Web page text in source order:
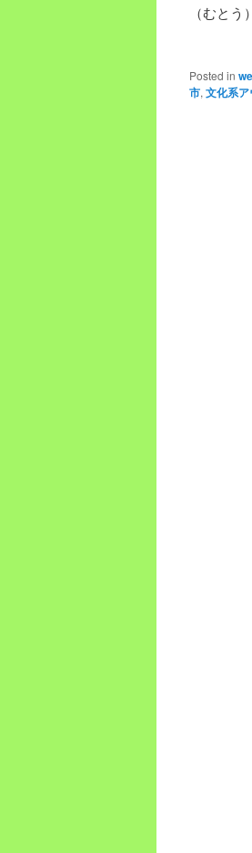
（むとう）
Posted in
市,文化系